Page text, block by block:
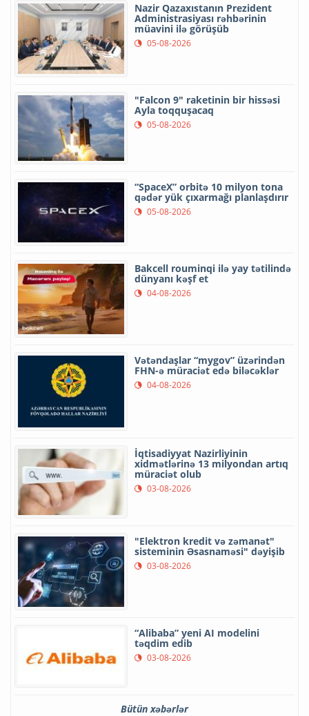
Nazir Qazaxıstanın Prezident
Administrasiyası rəhbərinin
müavini ilə görüşüb
05-08-2026
"Falcon 9" raketinin bir hissəsi
Ayla toqquşacaq
05-08-2026
“SpaceX” orbitə 10 milyon tona
qədər yük çıxarmağı planlaşdırır
05-08-2026
Bakcell rouminqi ilə yay tətilində
dünyanı kəşf et
04-08-2026
Vətəndaşlar “mygov” üzərindən
FHN-ə müraciət edə biləcəklər
04-08-2026
İqtisadiyyat Nazirliyinin
xidmətlərinə 13 milyondan artıq
müraciət olub
03-08-2026
"Elektron kredit və zəmanət"
sisteminin Əsasnaməsi" dəyişib
03-08-2026
“Alibaba” yeni AI modelini
təqdim edib
03-08-2026
Bütün xəbərlər